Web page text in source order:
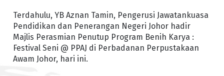
Terdahulu, YB Aznan Tamin, Pengerusi Jawatankuasa
Pendidikan dan Penerangan Negeri Johor hadir
Majlis Perasmian Penutup Program Benih Karya :
Festival Seni @ PPAJ di Perbadanan Perpustakaan
Awam Johor, hari ini.